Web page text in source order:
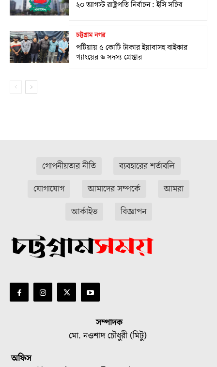
২০ আগস্ট রাষ্ট্রপতি নির্বাচন : ইসি সচিব
চট্টগ্রাম নগর
পটিয়ায় ৫ কোটি টাকার ইয়াবাসহ বাইকার
গ্যাংয়ের ৬ সদস্য গ্রেপ্তার
গোপনীয়তার নীতি
ব্যবহারের শর্তাবলি
যোগাযোগ
আমাদের সম্পর্কে
আমরা
আর্কাইভ
বিজ্ঞাপন
সম্পাদক
মো. নওশাদ চৌধুরী (মিটু)
অফিস